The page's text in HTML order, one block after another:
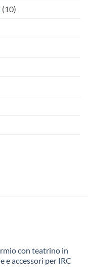
(10)
con teatrino in
e accessori per IRC